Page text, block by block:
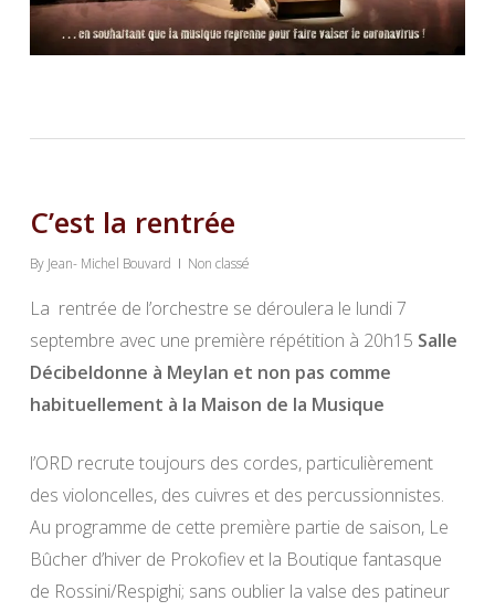
C’est la rentrée
By Jean- Michel Bouvard Non classé
La rentrée de l’orchestre se déroulera le lundi 7
septembre avec une première répétition à 20h15 Salle
Décibeldonne à Meylan et non pas comme
habituellement à la Maison de la Musique
l’ORD recrute toujours des cordes, particulièrement
des violoncelles, des cuivres et des percussionnistes.
Au programme de cette première partie de saison, Le
Bûcher d’hiver de Prokofiev et la Boutique fantasque
de Rossini/Respighi; sans oublier la valse des patineur